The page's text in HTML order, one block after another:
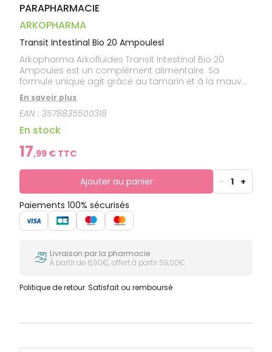
PARAPHARMACIE
ARKOPHARMA
Transit Intestinal Bio 20 Ampoulesl
Arkopharma Arkofluides Transit Intestinal Bio 20
Ampoules est un complément alimentaire. Sa
formule unique agit grâce au tamarin et à la mauve,
au pruneau et à l'acacia.Certifié bio. Sans édulcorant,
conservateur, alcool.
En savoir plus
EAN :3578835500318
En stock
17,99 € TTC
Ajouter au panier - 1 +
Paiements 100% sécurisés
Livraison par la pharmacie
À partir de 6,90€, offert à partir 59,00€
Politique de retour Satisfait ou remboursé